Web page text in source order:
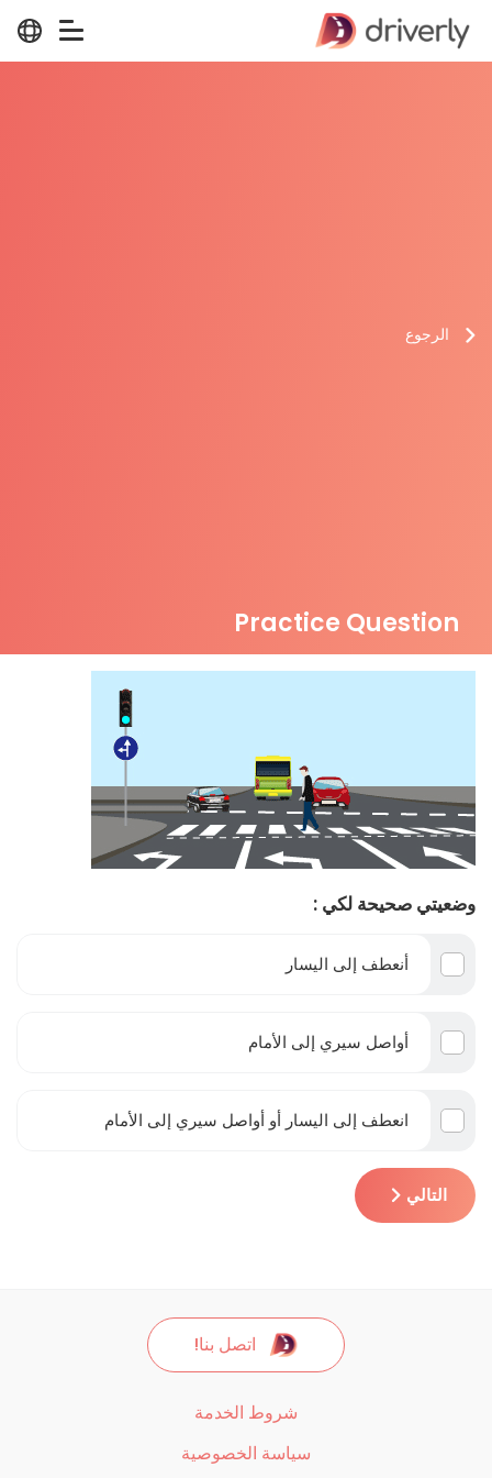
الرجوع
Practice Question
وضعيتي صحيحة لكي :
أنعطف إلى اليسار
أواصل سيري إلى الأمام
انعطف إلى اليسار أو أواصل سيري إلى الأمام
التالي
اتصل بنا!
شروط الخدمة
سياسة الخصوصية